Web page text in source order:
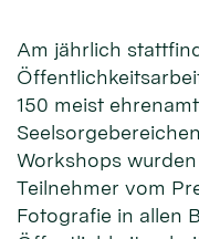
Am jährlich
150 meist
Workshops
Teilnehmer vom
Fotografie in allen